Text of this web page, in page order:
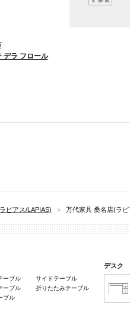
デラ フロール
ピアス/LAPIAS) > 万代家具 桑名店(ラ
ーブル
ーブル
ブル
サイドテーブル
折りたたみテーブル
デスク